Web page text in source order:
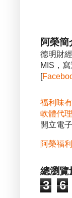
阿榮簡
德明財
MIS，寫
[
福利味
軟體代
開立電
阿榮福
總瀏
3 6